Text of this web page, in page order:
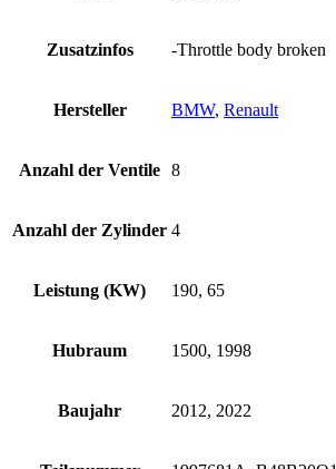
Zusatzinfos -Throttle body broken
Hersteller BMW, Renault
Anzahl der Ventile 8
Anzahl der Zylinder 4
Leistung (KW) 190, 65
Hubraum 1500, 1998
Baujahr 2012, 2022